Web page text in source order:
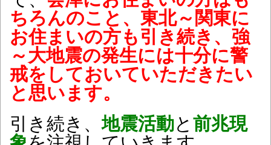
ちろんのこと、東北～関東に
お住まいの方も引き続き、強
～大地震の発生には十分に警
戒をしておいていただきたい
と思います。
引き続き、地震活動と 前兆現